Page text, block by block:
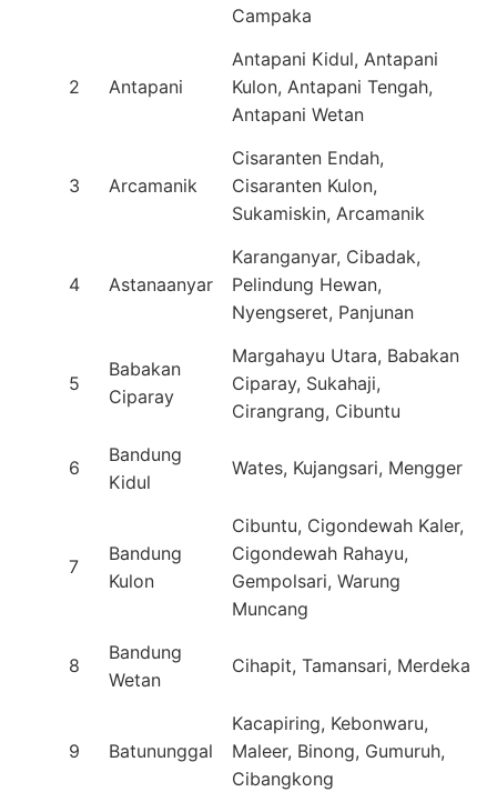
Campaka
2 Antapani
Antapani Kidul, Antapani
Kulon, Antapani Tengah,
Antapani Wetan
3 Arcamanik
Cisaranten Endah,
Cisaranten Kulon,
Sukamiskin, Arcamanik
4 Astanaanyar
Karanganyar, Cibadak,
Pelindung Hewan,
Nyengseret, Panjunan
5
Babakan
Ciparay
Margahayu Utara, Babakan
Ciparay, Sukahaji,
Cirangrang, Cibuntu
6
Bandung
Kidul
Wates, Kujangsari, Mengger
7
Bandung
Kulon
Cibuntu, Cigondewah Kaler,
Cigondewah Rahayu,
Gempolsari, Warung
Muncang
8
Bandung
Wetan
Cihapit, Tamansari, Merdeka
9 Batununggal
Kacapiring, Kebonwaru,
Maleer, Binong, Gumuruh,
Cibangkong